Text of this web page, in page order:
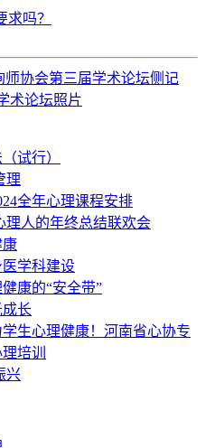
吗？
试行）
理
全年心理课程安排
人的年终总结联欢会
康
学科建设
康的“安全带”
长
生心理健康！河南省心协专
培训
兴